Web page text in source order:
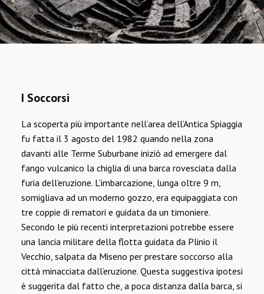
I Soccorsi
La scoperta più importante nell’area dell’Antica Spiaggia
fu fatta il 3 agosto del 1982 quando nella zona
davanti alle Terme Suburbane iniziò ad emergere dal
fango vulcanico la chiglia di una barca rovesciata dalla
furia dell’eruzione. L’imbarcazione, lunga oltre 9 m,
somigliava ad un moderno gozzo, era equipaggiata con
tre coppie di rematori e guidata da un timoniere.
Secondo le più recenti interpretazioni potrebbe essere
una lancia militare della flotta guidata da Plinio il
Vecchio, salpata da Miseno per prestare soccorso alla
città minacciata dall’eruzione. Questa suggestiva ipotesi
è suggerita dal fatto che, a poca distanza dalla barca, si